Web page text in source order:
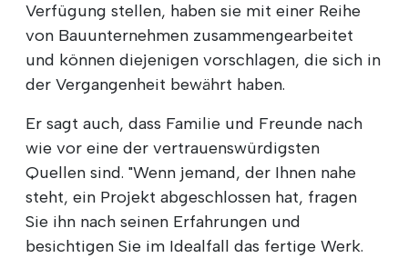
Verfügung stellen, haben sie mit einer Reihe
von Bauunternehmen zusammengearbeitet
und können diejenigen vorschlagen, die sich in
der Vergangenheit bewährt haben.
Er sagt auch, dass Familie und Freunde nach
wie vor eine der vertrauenswürdigsten
Quellen sind. "Wenn jemand, der Ihnen nahe
steht, ein Projekt abgeschlossen hat, fragen
Sie ihn nach seinen Erfahrungen und
besichtigen Sie im Idealfall das fertige Werk.